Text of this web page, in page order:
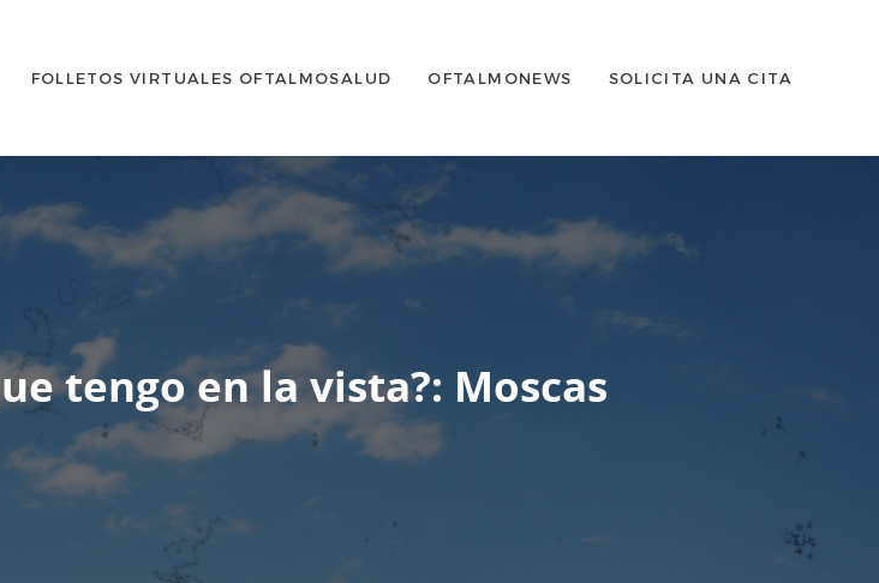
FOLLETOS VIRTUALES OFTALMOSALUD OFTALMONEWS SOLICITA UNA CITA
tengo en la vista?: Moscas